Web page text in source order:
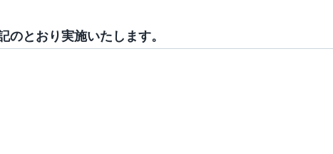
とおり実施いたします。